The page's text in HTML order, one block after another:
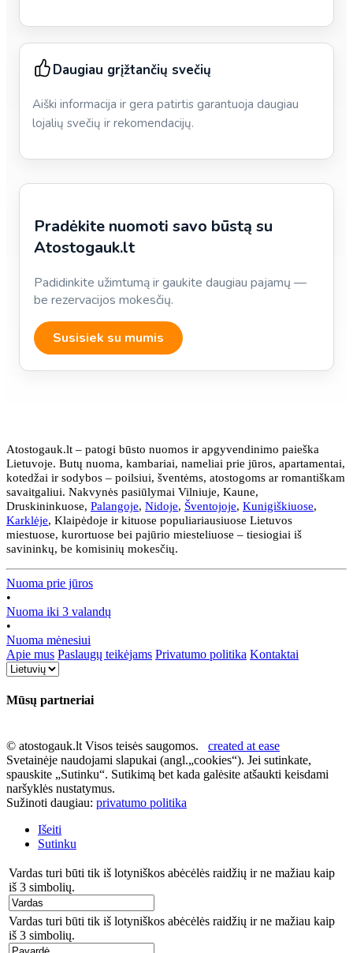
Daugiau grįžtančių svečių
Aiški informacija ir gera patirtis garantuoja daugiau
lojalių svečių ir rekomendacijų.
Pradėkite nuomoti savo būstą su
Atostogauk.lt
Padidinkite užimtumą ir gaukite daugiau pajamų —
be rezervacijos mokesčių.
Susisiek su mumis
Atostogauk.lt – patogi būsto nuomos ir apgyvendinimo paieška
Lietuvoje. Butų nuoma, kambariai, nameliai prie jūros, apartamentai,
kotedžai ir sodybos – poilsiui, šventėms, atostogoms ar romantiškam
savaitgaliui. Nakvynės pasiūlymai Vilniuje, Kaune,
Druskininkuose, Palangoje, Nidoje, Šventojoje, Kunigiškiuose,
Karklėje, Klaipėdoje ir kituose populiariausiuose Lietuvos
miestuose, kurortuose bei pajūrio miesteliuose – tiesiogiai iš
savininkų, be komisinių mokesčių.
Nuoma prie jūros
•
Nuoma iki 3 valandų
•
Nuoma mėnesiui
Apie mus Paslaugų teikėjams Privatumo politika Kontaktai
Mūsų partneriai
© atostogauk.lt Visos teisės saugomos. created at ease
Svetainėje naudojami slapukai (angl.„cookies“). Jei sutinkate,
spauskite „Sutinku“. Sutikimą bet kada galėsite atšaukti keisdami
naršyklės nustatymus.
Sužinoti daugiau: privatumo politika
Išeiti
Sutinku
Vardas turi būti tik iš lotyniškos abėcėlės raidžių ir ne mažiau kaip
iš 3 simbolių.
Vardas turi būti tik iš lotyniškos abėcėlės raidžių ir ne mažiau kaip
iš 3 simbolių.